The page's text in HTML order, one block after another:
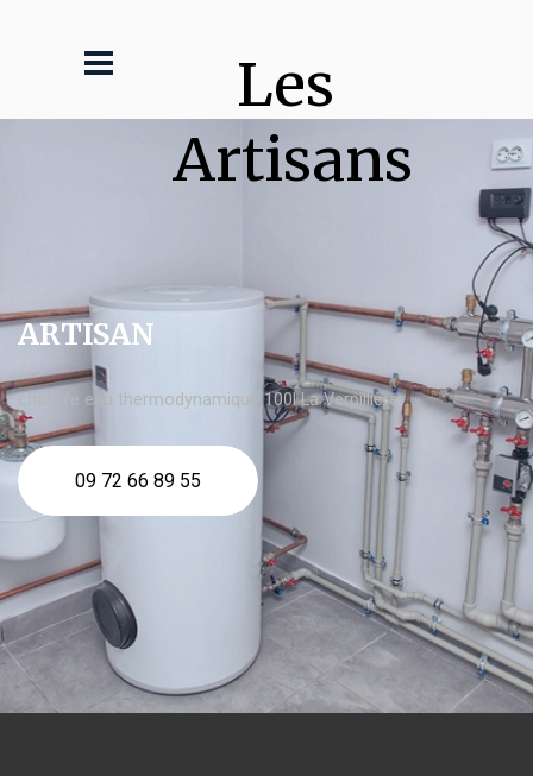
Les
Artisans
ARTISAN
chauffe eau thermodynamique 100l La Verpillière
09 72 66 89 55